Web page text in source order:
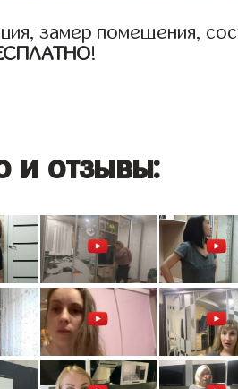
замер помещения,
!
и отзывы: